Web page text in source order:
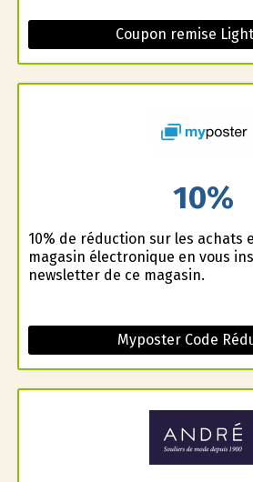
Coupon remise
10%
10% de réduction sur les achats
magasin électronique en vous
newsletter de ce magasin.
Myposter Code